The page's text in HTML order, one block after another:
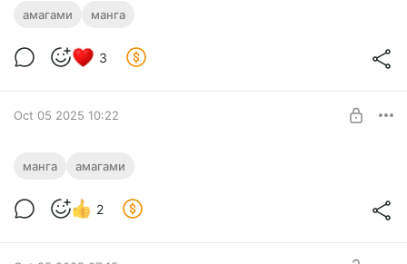
Брачные узы с семьёй Амагами 194
амагами манга
3
Oct 05 2025 10:22
Брачные узы с семьёй Амагами 193
манга амагами
2